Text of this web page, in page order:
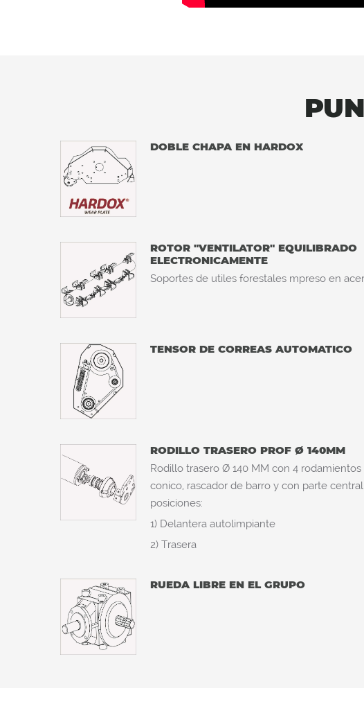
DOBLE CHAPA EN HARDOX
ROTOR "VENTILATOR" EQUILIBRADO
ELECTRONICAMENTE
Soportes de utiles forestales mpreso en
TENSOR DE CORREAS AUTOMATICO
RODILLO TRASERO PROF Ø 140MM
Rodillo trasero Ø 140 MM con 4
conico, rascador de barro y con parte
posiciones:
1) Delantera autolimpiante
2) Trasera
RUEDA LIBRE EN EL GRUPO